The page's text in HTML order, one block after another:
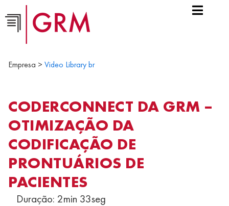
Empresa > Video Library br
CODERCONNECT DA GRM –
OTIMIZAÇÃO DA
CODIFICAÇÃO DE
PRONTUÁRIOS DE
PACIENTES
Duração: 2min 33seg